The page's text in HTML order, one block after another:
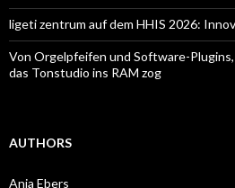
ligeti zentrum auf dem HHIS 2026:
Von Orgelpfeifen und Software-
das Tonstudio ins RAM zog
AUTHORS
Anja Ebers